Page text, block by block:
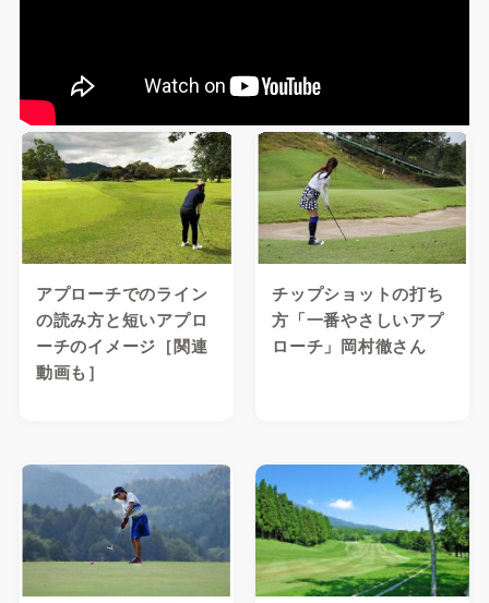
アプローチでのライン
の読み方と短いアプロ
ーチのイメージ［関連
動画も］
チップショットの打ち
方「一番やさしいアプ
ローチ」岡村徹さん